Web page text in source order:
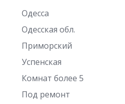
Одесса
Одесская обл.
Приморский
Успенская
Комнат более 5
Под ремонт